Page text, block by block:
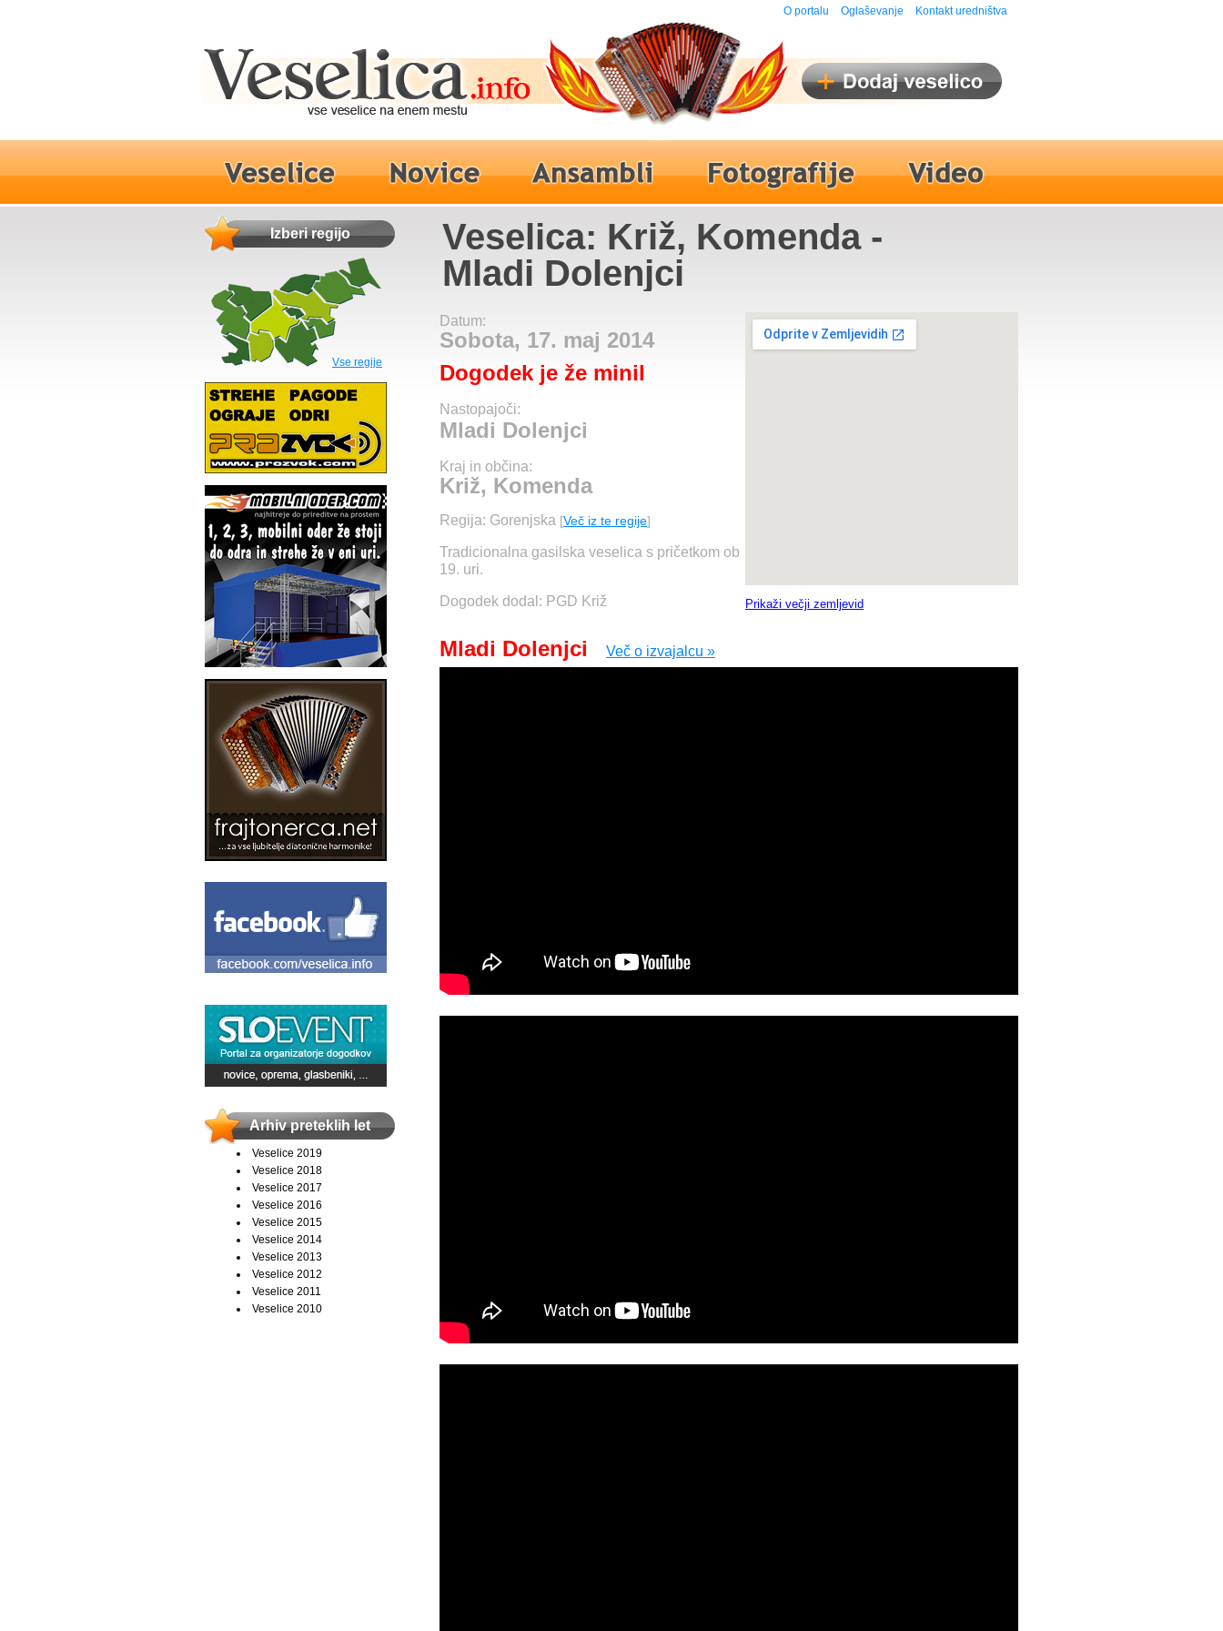
O portalu Oglaševanje Kontakt uredništva
Izberi regijo
Vse regije
Arhiv preteklih let
Veselice 2019
Veselice 2018
Veselice 2017
Veselice 2016
Veselice 2015
Veselice 2014
Veselice 2013
Veselice 2012
Veselice 2011
Veselice 2010
Veselica: Križ, Komenda -
Mladi Dolenjci
Prikaži večji zemljevid
Datum:
Sobota, 17. maj 2014
Dogodek je že minil
Nastopajoči:
Mladi Dolenjci
Kraj in občina:
Križ, Komenda
Regija: Gorenjska [Več iz te regije]
Tradicionalna gasilska veselica s pričetkom ob
19. uri.
Dogodek dodal: PGD Križ
Mladi Dolenjci Več o izvajalcu »